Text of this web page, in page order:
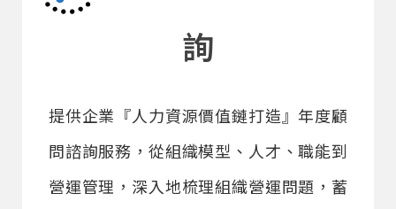
詢
提供企業『人力資源價值鏈打造』年度顧
問諮詢服務，從組織模型、人才、職能到
營運管理，深入地梳理組織營運問題，蓄